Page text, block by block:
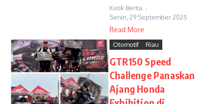
Ketik Berita
Senin, 29 September 2025
Read More
Otomotif Riau
GTR150 Speed
Challenge Panaskan
Ajang Honda